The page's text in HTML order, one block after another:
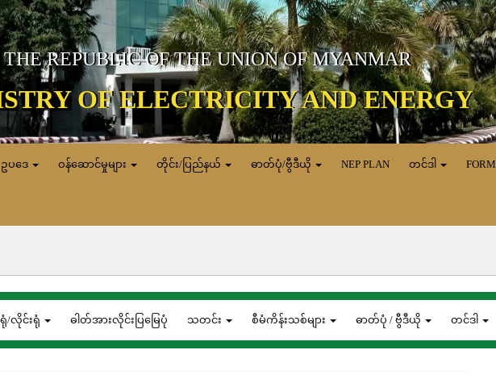
THE REPUBLIC OF THE UNION OF MYANMAR
OF ELECTRICITY AND ENERGY
ဥပဒေ ဝန်ဆောင်မှုများ တိုင်း/ပြည်နယ် ဓာတ်ပုံ/ဗွီဒီယို NEP PLAN တင်ဒါ FORM
/လိုင်းရုံ ဓါတ်အားလိုင်းပြမြေပုံ သတင်း စီမံကိန်းသစ်များ ဓာတ်ပုံ / ဗွီဒီယို တင်ဒါ